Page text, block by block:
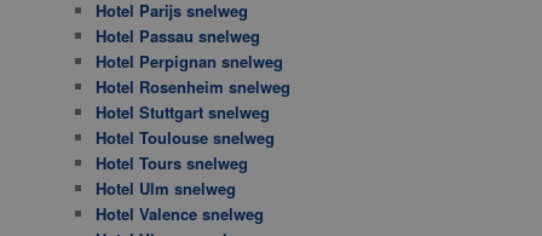
Hotel Parijs snelweg
Hotel Passau snelweg
Hotel Perpignan snelweg
Hotel Rosenheim snelweg
Hotel Stuttgart snelweg
Hotel Toulouse snelweg
Hotel Tours snelweg
Hotel Ulm snelweg
Hotel Valence snelweg